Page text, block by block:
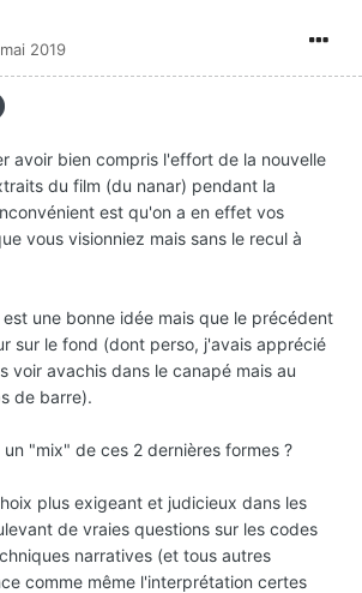
2019
avoir bien compris l'effort de la nouvelle
du film (du nanar) pendant la
est qu'on a en effet vos
vous visionniez mais sans le recul à
une bonne idée mais que le précédent
sur le fond (dont perso, j'avais apprécié
voir avachis dans le canapé mais au
de barre).
"mix" de ces 2 dernières formes ?
plus exigeant et judicieux dans les
de vraies questions sur les codes
narratives (et tous autres
comme même l'interprétation certes